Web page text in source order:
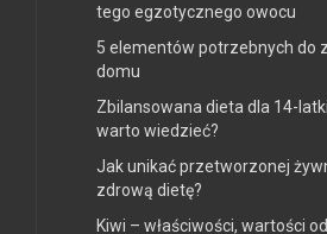
tego egzotycznego owocu
5 elementów potrzebnych do
domu
Zbilansowana dieta dla 14-
warto wiedzieć?
Jak unikać przetworzonej
zdrową dietę?
Kiwi – właściwości, wartości